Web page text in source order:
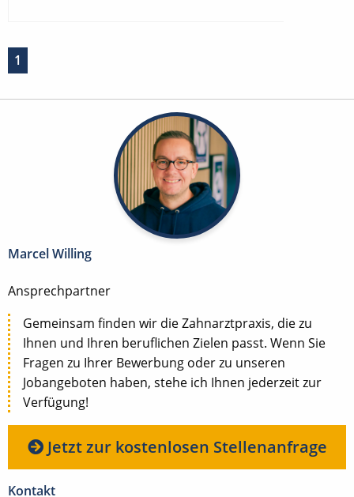
1
Marcel Willing
Ansprechpartner
Gemeinsam finden wir die Zahnarztpraxis, die zu
Ihnen und Ihren beruflichen Zielen passt. Wenn Sie
Fragen zu Ihrer Bewerbung oder zu unseren
Jobangeboten haben, stehe ich Ihnen jederzeit zur
Verfügung!
Jetzt zur kostenlosen Stellenanfrage
Kontakt